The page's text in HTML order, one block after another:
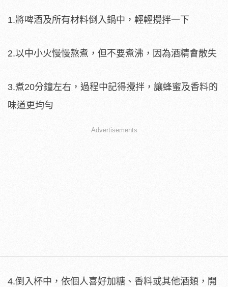
1.將啤酒及所有材料倒入鍋中，輕輕攪拌一下
2.以中小火慢慢熬煮，但不要煮沸，因為酒精會散失
3.煮20分鐘左右，過程中記得攪拌，讓蜂蜜及香料的
味道更均勻
Advertisements
4.倒入杯中，依個人喜好加糖、香料或其他酒類，開